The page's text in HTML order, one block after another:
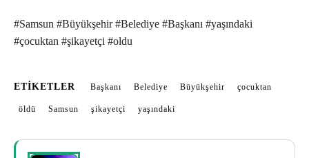
#Samsun #Büyükşehir #Belediye #Başkanı #yaşındaki
#çocuktan #şikayetçi #oldu
ETIKETLER Başkanı Belediye Büyükşehir çocuktan
öldü Samsun şikayetçi yaşındaki